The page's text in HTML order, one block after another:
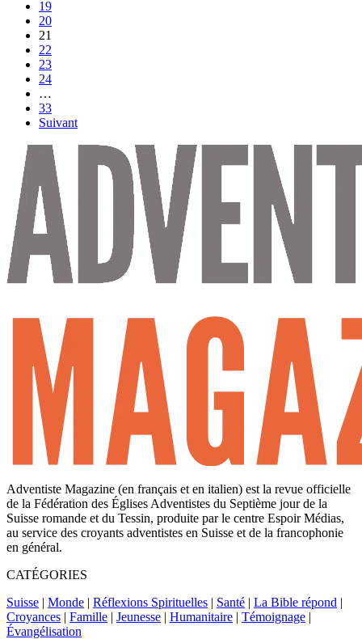
19
20
21
22
23
24
…
33
Suivant
Adventiste Magazine (en français et en italien) est la revue officielle
de la Fédération des Églises Adventistes du Septième jour de la
Suisse romande et du Tessin, produite par le centre Espoir Médias,
au service des croyants adventistes en Suisse et de la francophonie
en général.
CATÉGORIES
Suisse | Monde | Réflexions Spirituelles | Santé | La Bible répond |
Croyances | Famille | Jeunesse | Humanitaire | Témoignage |
Évangélisation